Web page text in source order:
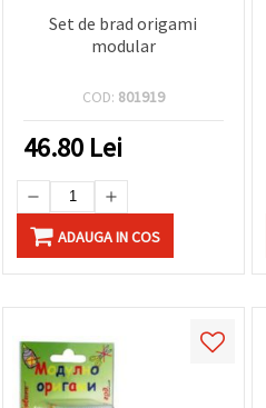
Set de brad origami
modular
COD: 801919
46.80 Lei
ADAUGA IN COS